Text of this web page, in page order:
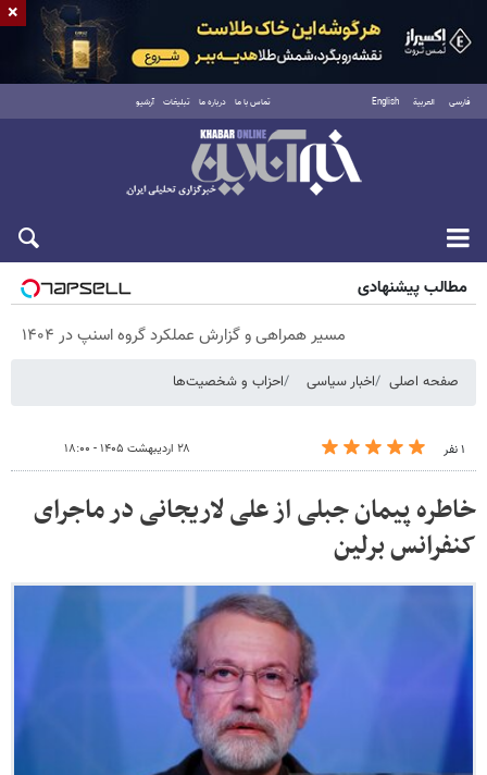
فارسی العربية English تماس با ما درباره ما تبلیغات آرشیو
پنجشنبه ۱۵ مرداد ۱۴۰۵
مطالب پیشنهادی
مسیر همراهی و گزارش عملکرد گروه اسنپ در ۱۴۰۴
صفحه اصلی اخبار سیاسی احزاب و شخصیت‌ها
۱ نفر ۲۸ اردیبهشت ۱۴۰۵ - ۱۸:۰۰
خاطره پیمان جبلی از علی لاریجانی در ماجرای
کنفرانس برلین
×